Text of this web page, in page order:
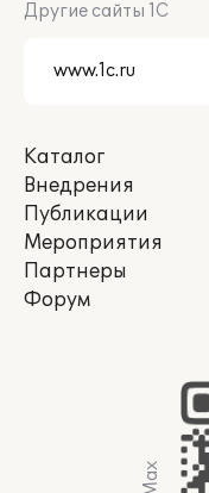
Другие сайты 1С
Каталог
Внедрения
Публикации
Мероприятия
Партнеры
Форум